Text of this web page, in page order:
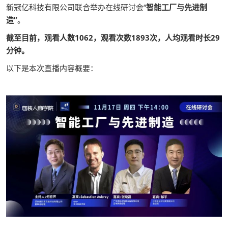
新冠亿科技有限公司联合举办在线研讨会“智能工厂与先进制
造”。
截至目前，观看人数1062，观看次数1893次，人均观看时长29
分钟。
以下是本次直播内容概要：